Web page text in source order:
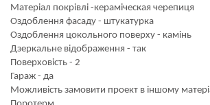
Матеріал покрівлі -кераміческая черепиця
Оздоблення фасаду - штукатурка
Оздоблення цокольного поверху - камінь
Дзеркальне відображення - так
Поверховість - 2
Гараж - да
Можливість замовити проект в іншому